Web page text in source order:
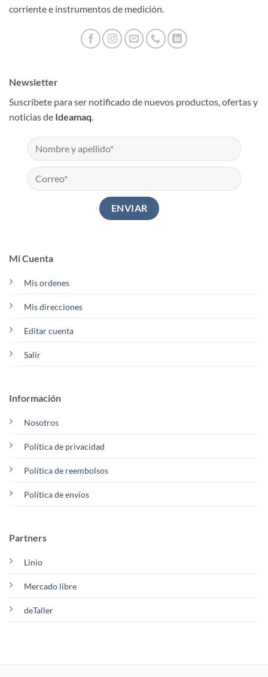
corriente e instrumentos de medición.
Mi Cuenta
Mis ordenes
Mis direcciones
Editar cuenta
Salir
Información
Nosotros
Política de privacidad
Política de reembolsos
Política de envíos
Partners
Linio
Mercado libre
deTaller
Newsletter
Suscríbete para ser notificado de nuevos productos, ofertas y
noticias de Ideamaq